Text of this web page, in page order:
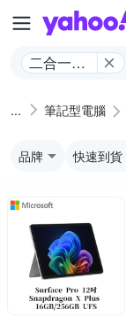
二合一筆
電 筆記型電腦
品牌 快速到貨